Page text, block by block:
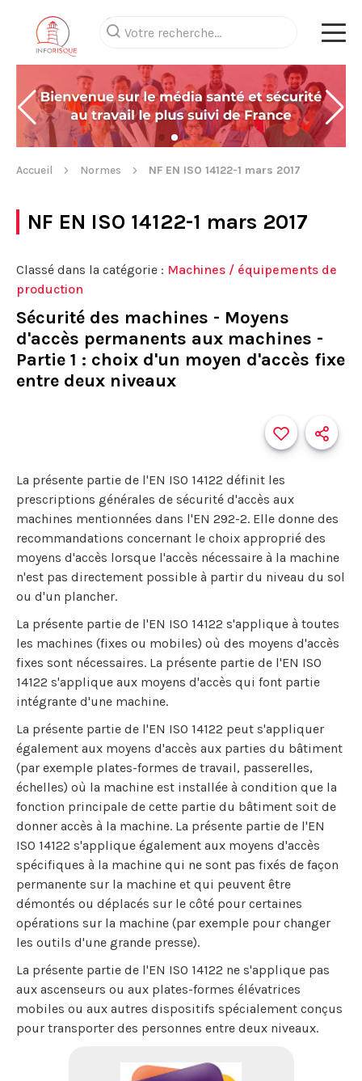
Accueil Normes NF EN ISO 14122-1 mars 2017
NF EN ISO 14122-1 mars 2017
Classé dans la catégorie : Machines / équipements de
production
Sécurité des machines - Moyens
d'accès permanents aux machines -
Partie 1 : choix d'un moyen d'accès fixe
entre deux niveaux
La présente partie de l'EN ISO 14122 définit les
prescriptions générales de sécurité d'accès aux
machines mentionnées dans l'EN 292-2. Elle donne des
recommandations concernant le choix approprié des
moyens d'accès lorsque l'accès nécessaire à la machine
n'est pas directement possible à partir du niveau du sol
ou d'un plancher.
La présente partie de l'EN ISO 14122 s'applique à toutes
les machines (fixes ou mobiles) où des moyens d'accès
fixes sont nécessaires. La présente partie de l'EN ISO
14122 s'applique aux moyens d'accès qui font partie
intégrante d'une machine.
La présente partie de l'EN ISO 14122 peut s'appliquer
également aux moyens d'accès aux parties du bâtiment
(par exemple plates-formes de travail, passerelles,
échelles) où la machine est installée à condition que la
fonction principale de cette partie du bâtiment soit de
donner accès à la machine. La présente partie de l'EN
ISO 14122 s'applique également aux moyens d'accès
spécifiques à la machine qui ne sont pas fixés de façon
permanente sur la machine et qui peuvent être
démontés ou déplacés sur le côté pour certaines
opérations sur la machine (par exemple pour changer
les outils d'une grande presse).
La présente partie de l'EN ISO 14122 ne s'applique pas
aux ascenseurs ou aux plates-formes élévatrices
mobiles ou aux autres dispositifs spécialement conçus
pour transporter des personnes entre deux niveaux.